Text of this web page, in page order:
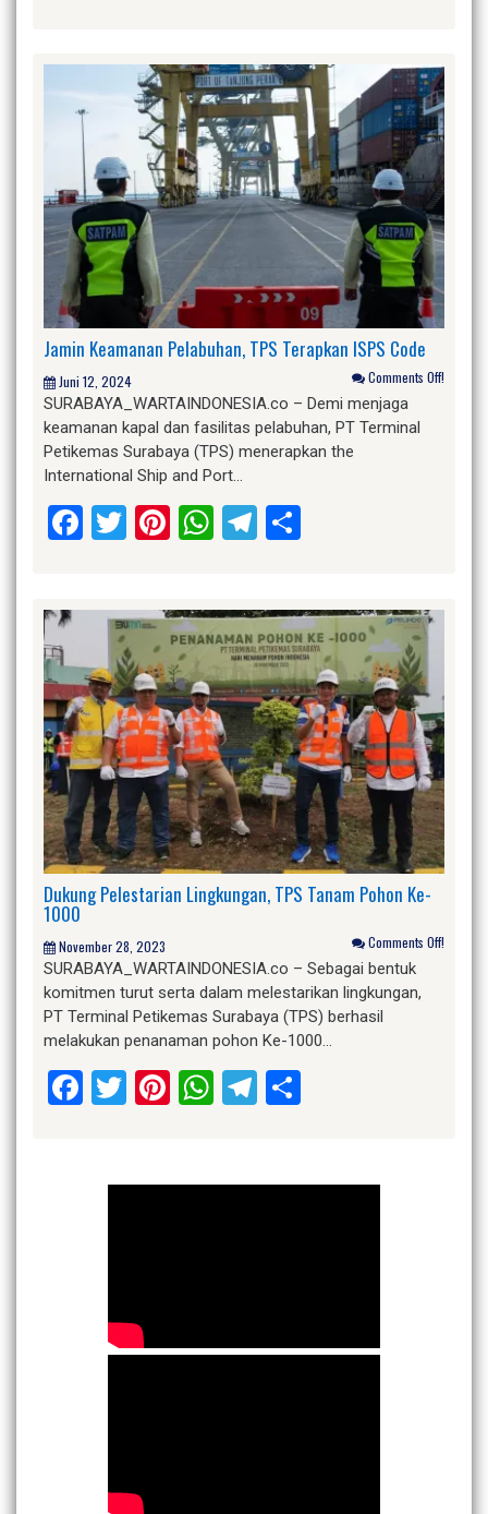
Jamin Keamanan Pelabuhan, TPS Terapkan ISPS Code
Juni 12, 2024 Comments Off!
SURABAYA_WARTAINDONESIA.co – Demi menjaga
keamanan kapal dan fasilitas pelabuhan, PT Terminal
Petikemas Surabaya (TPS) menerapkan the
International Ship and Port…
Facebook
Twitter
Pinterest
WhatsApp
Telegram
Dukung Pelestarian Lingkungan, TPS Tanam Pohon Ke-
1000
November 28, 2023 Comments Off!
SURABAYA_WARTAINDONESIA.co – Sebagai bentuk
komitmen turut serta dalam melestarikan lingkungan,
PT Terminal Petikemas Surabaya (TPS) berhasil
melakukan penanaman pohon Ke-1000…
Facebook
Twitter
Pinterest
WhatsApp
Telegram